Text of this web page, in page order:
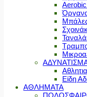
Είδη
ΑΘΛΗΜΑΤΑ